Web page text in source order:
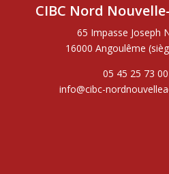
CIBC Nord
65 Impasse Joseph
16000 Angoulême
05 45 25 73 00
info@cibc-